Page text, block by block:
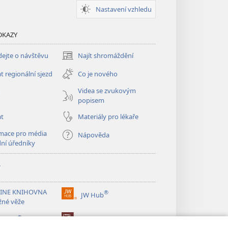
Nastavení vzhledu
o návštěvu Najít shromáždění
(otevřeno
nové
okno)
regionální sjezd
Co je nového
Videa se zvukovým
popisem
Materiály pro lékaře
pro média
úředníky
Nápověda
KNIHOVNA
věže
JW Hub®
(otevřeno
okno)
®